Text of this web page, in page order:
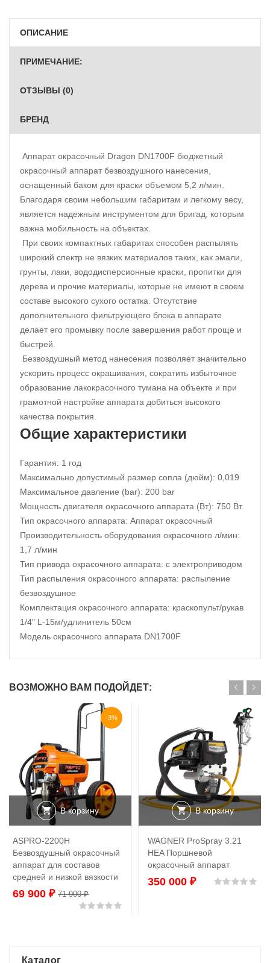
ОПИСАНИЕ
ПРИМЕЧАНИЕ:
ОТЗЫВЫ (0)
БРЕНД
Аппарат окрасочный Dragon DN1700F бюджетный
окрасочный аппарат безвоздушного нанесения,
оснащенный баком для краски объемом 5,2 л/мин.
Благодаря своим небольшим габаритам и легкому весу,
является надежным инструментом для бригад, которым
важна мобильность на объектах.
При своих компактных габаритах способен распылять
широкий спектр не вязких материалов таких, как эмали,
грунты, лаки, вододисперсионные краски, пропитки для
дерева и прочие материалы, которые не имеют в своем
составе высокого сухого остатка. Отсутствие
дополнительного фильтрующего блока в аппарате
делает его промывку после завершения работ проще и
быстрей.
Безвоздушный метод нанесения позволяет значительно
ускорить процесс окрашивания, сократить избыточное
образование лакокрасочного тумана на объекте и при
грамотной настройке аппарата добиться высокого
качества покрытия.
Общие характеристики
Гарантия: 1 год
Максимально допустимый размер сопла (дюйм): 0,019
Максимальное давление (bar): 200 bar
Мощность двигателя окрасочного аппарата (Вт): 750 Вт
Тип окрасочного аппарата: Аппарат окрасочный
Производительность оборудования окрасочного л/мин:
1,7 л/мин
Тип привода окрасочного аппарата: с электроприводом
Тип распыления окрасочного аппарата: распыление
безвоздушное
Комплектация окрасочного аппарата: краскопульт/рукав
1/4″ L-15м/удлинитель 50см
Модель окрасочного аппарата DN1700F
ВОЗМОЖНО ВАМ ПОДОЙДЕТ:
-3%
В корзину
ASPRO-2200H
Безвоздушный окрасочный
аппарат для составов
средней и низкой вязкости
71 900₽
69 900 ₽
В корзину
WAGNER ProSpray 3.21
HEA Поршневой
окрасочный аппарат
350 000 ₽
Каталог